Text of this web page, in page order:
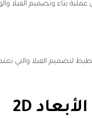
بناء وتصميم الفيلا
الفيلا والتي